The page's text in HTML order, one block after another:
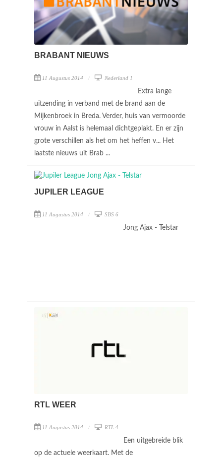
BRABANT NIEUWS
11 Augustus 2014 Nederland 1
Extra lange
uitzending in verband met de brand aan de
Mijkenbroek in Breda. Verder, huis van vermoorde
vrouw in Aalst is helemaal dichtgeplakt. En er zijn
grote verschillen als het om het heffen v... Het
laatste nieuws uit Brab ...
JUPILER LEAGUE
11 Augustus 2014 SBS 6
Jong Ajax - Telstar
RTL WEER
11 Augustus 2014 RTL 4
Een uitgebreide blik
op de actuele weerkaart. Met de